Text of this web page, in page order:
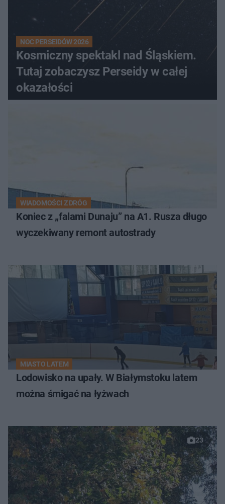
NOC PERSEIDÓW 2026
Kosmiczny spektakl nad Śląskiem.
Tutaj zobaczysz Perseidy w całej
okazałości
WIADOMOŚCI Z DRÓG
Koniec z „falami Dunaju” na A1. Rusza długo
wyczekiwany remont autostrady
MIASTO LATEM
Lodowisko na upały. W Białymstoku latem
można śmigać na łyżwach
23